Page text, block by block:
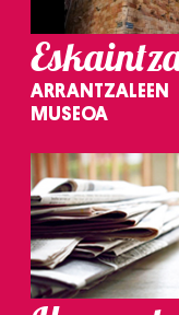
ARRANTZALEEN
MUSEOA